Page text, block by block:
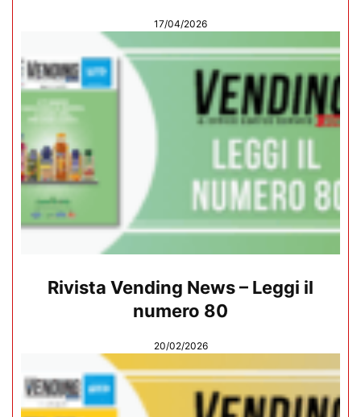
17/04/2026
Rivista Vending News – Leggi il
numero 80
20/02/2026